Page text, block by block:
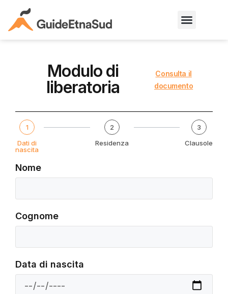
Modulo di
liberatoria
Consulta il
documento
1
Dati di
nascita
2
Residenza
3
Clausole
Nome
Cognome
Data di nascita